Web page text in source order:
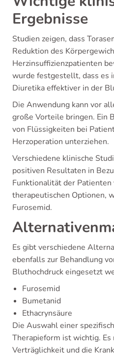
Ergebnisse
Studien zeigen, dass
Reduktion des
Herzinsuffizienzpatienten
wurde festgestellt, dass es
Diuretika effektiver in der
Die Anwendung kann vor
große Vorteile bringen. Ein
von Flüssigkeiten bei
Herzoperation unterziehen.
Verschiedene klinische
positiven Resultaten in
Funktionalität der
therapeutischen Optionen,
Furosemid.
Es gibt verschiedene
ebenfalls zur Behandlung
Bluthochdruck eingesetzt
Furosemid
Bumetanid
Ethacrynsäure
Die Auswahl einer
Therapieform ist wichtig.
Verträglichkeit und die